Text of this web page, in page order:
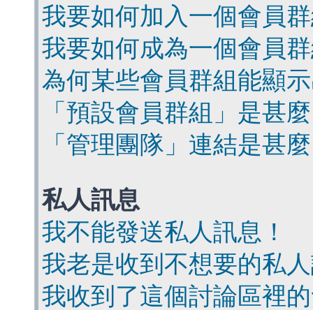
我要如何加入一個會員
我要如何成為一個會員
為何某些會員群組能顯
「預設會員群組」是甚
「管理團隊」連結是甚
私人訊息
我不能發送私人訊息！
我老是收到不想要的私
我收到了這個討論區裡